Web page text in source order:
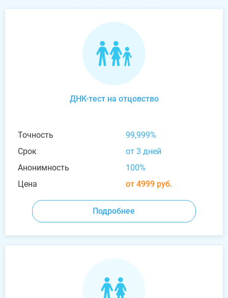
ДНК-тест на отцовство
Точность
99,999%
Срок
от 3 дней
Анонимность
100%
Цена
от 4999 руб.
Подробнее